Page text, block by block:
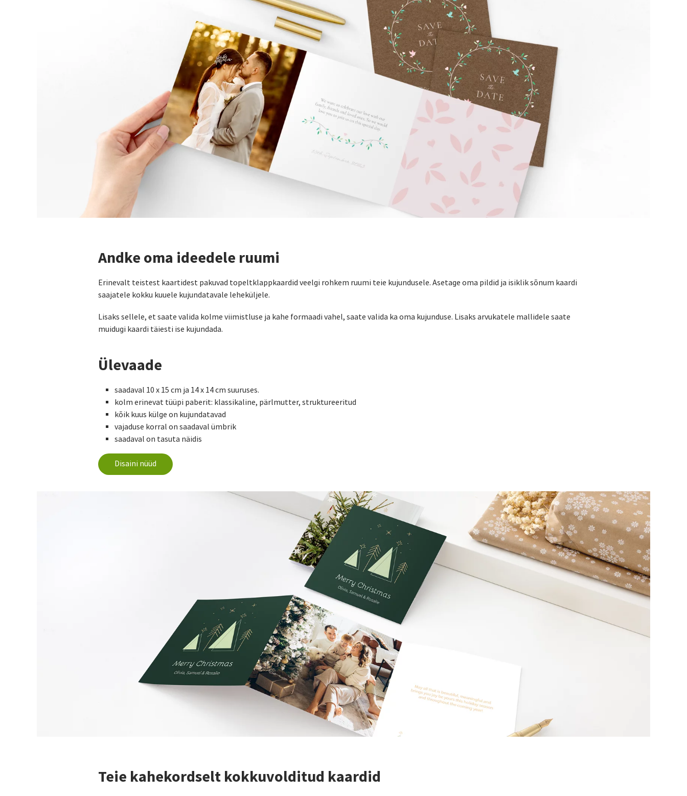
Andke oma ideedele ruumi
Erinevalt teistest kaartidest pakuvad topeltklappkaardid veelgi rohkem ruumi teie kujundusele. Asetage oma pildid ja isiklik sõnum kaardi
saajatele kokku kuuele kujundatavale leheküljele.
Lisaks sellele, et saate valida kolme viimistluse ja kahe formaadi vahel, saate valida ka oma kujunduse. Lisaks arvukatele mallidele saate
muidugi kaardi täiesti ise kujundada.
Ülevaade
saadaval 10 x 15 cm ja 14 x 14 cm suuruses.
kolm erinevat tüüpi paberit: klassikaline, pärlmutter, struktureeritud
kõik kuus külge on kujundatavad
vajaduse korral on saadaval ümbrik
saadaval on tasuta näidis
Disaini nüüd
Teie kahekordselt kokkuvolditud kaardid